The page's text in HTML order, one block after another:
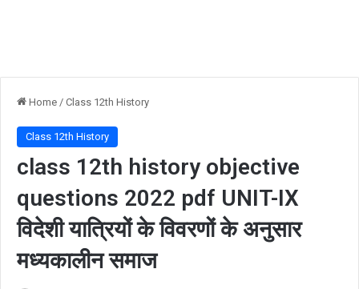
Home / Class 12th History
Class 12th History
class 12th history objective
questions 2022 pdf UNIT-IX
विदेशी यात्रियों के विवरणों के अनुसार
मध्यकालीन समाज